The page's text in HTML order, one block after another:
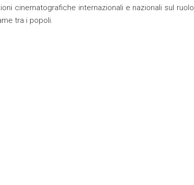
cinematografiche internazionali e nazionali sul ruolo
tra i popoli.